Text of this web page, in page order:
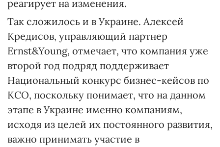
реагирует на изменения.
Так сложилось и в Украине. Алексей
Кредисов, управляющий партнер
Ernst&Young, отмечает, что компания уже
второй год подряд поддерживает
Национальный конкурс бизнес-кейсов по
КСО, поскольку понимает, что на данном
этапе в Украине именно компаниям,
исходя из целей их постоянного развития,
важно принимать участие в